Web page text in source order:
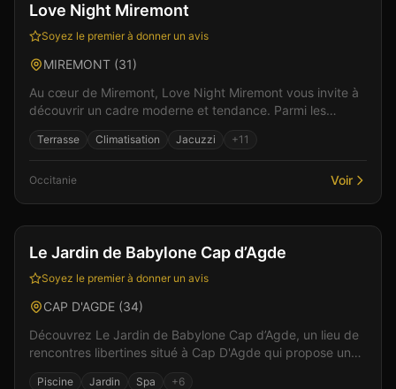
Love Night Miremont
Soyez le premier à donner un avis
MIREMONT (31)
Au cœur de Miremont, Love Night Miremont vous invite à
découvrir un cadre moderne et tendance. Parmi les
Terrasse Climatisation Jacuzzi +11
Occitanie Voir
Bar Hébergement +3
Le Jardin de Babylone Cap d’Agde
Soyez le premier à donner un avis
CAP D'AGDE (34)
Découvrez Le Jardin de Babylone Cap d’Agde, un lieu de
rencontres libertines situé à Cap D'Agde qui propose un
Piscine Jardin Spa +6